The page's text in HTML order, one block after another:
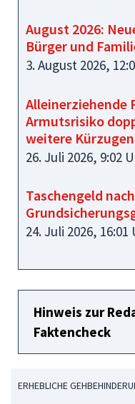
August 2026:
Bürger und
3. August 2026,
Alleinerziehende
Armutsrisiko
weitere
26. Juli 2026, 9:02
Taschengeld
24. Juli 2026, 16:01
Hinweis zur
Faktencheck
ERHEBLICHE